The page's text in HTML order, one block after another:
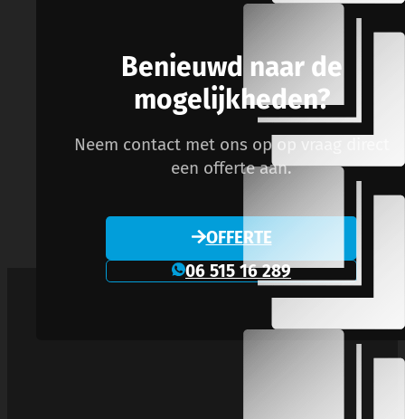
Benieuwd naar de
mogelijkheden?
Neem contact met ons op op vraag direct
een offerte aan.
OFFERTE
06 515 16 289